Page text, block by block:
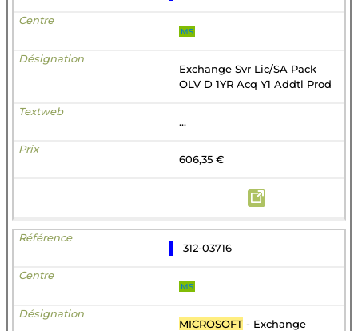
MS
Exchange Svr Lic/SA Pack
OLV D 1YR Acq Y1 Addtl Prod
...
606,35 €
312-03716
MS
MICROSOFT - Exchange